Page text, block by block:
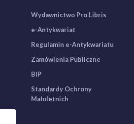
Wydawnictwo Pro Libris
e-Antykwariat
Regulamin e-Antykwariatu
Zamówienia Publiczne
BIP
Standardy Ochrony
Małoletnich